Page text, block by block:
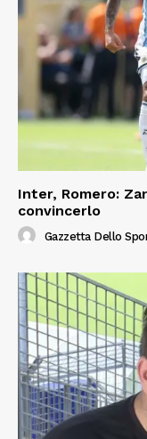
Inter, Romero:
convincerlo
Gazzetta Dello